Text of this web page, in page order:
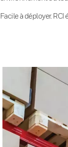
Facile à déployer. RCI